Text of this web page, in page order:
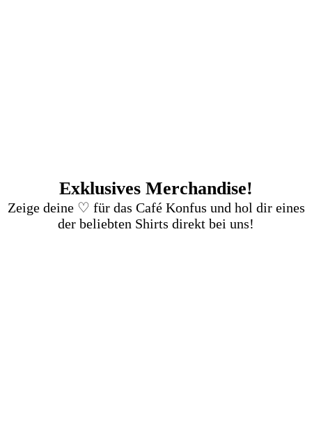
Exklusives Merchandise!
Zeige deine ♡ für das Café Konfus und hol dir eines
der beliebten Shirts direkt bei uns!